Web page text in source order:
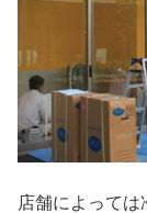
店舗によって